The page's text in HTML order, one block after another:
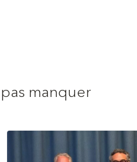
manquer